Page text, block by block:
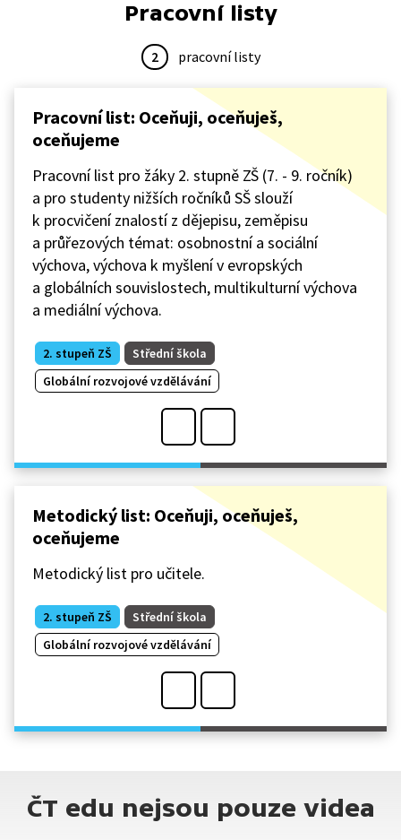
Pracovní listy
2 pracovní listy
Pracovní list: Oceňuji, oceňuješ,
oceňujeme
Pracovní list pro žáky 2. stupně ZŠ (7. - 9. ročník)
a pro studenty nižších ročníků SŠ slouží
k procvičení znalostí z dějepisu, zeměpisu
a průřezových témat: osobnostní a sociální
výchova, výchova k myšlení v evropských
a globálních souvislostech, multikulturní výchova
a mediální výchova.
2. stupeň ZŠ
Střední škola
Globální rozvojové vzdělávání
Metodický list: Oceňuji, oceňuješ,
oceňujeme
Metodický list pro učitele.
2. stupeň ZŠ
Střední škola
Globální rozvojové vzdělávání
ČT edu nejsou pouze videa